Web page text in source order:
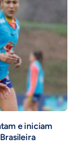
e iniciam